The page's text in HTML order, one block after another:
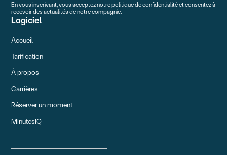
En vous inscrivant, vous acceptez notre politique de confidentialité et consentez à
recevoir des actualités de notre compagnie.
Logiciel
Accueil
Tarification
À propos
Carrières
Réserver un moment
MinutesIQ